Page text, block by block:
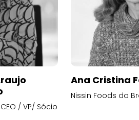
/ VP/ Sócio
Ana Cristina
Nissin Foods do